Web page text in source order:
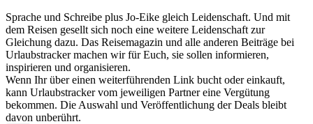
Sprache und Schreibe plus Jo-Eike gleich Leidenschaft. Und mit
dem Reisen gesellt sich noch eine weitere Leidenschaft zur
Gleichung dazu. Das Reisemagazin und alle anderen Beiträge bei
Urlaubstracker machen wir für Euch, sie sollen informieren,
inspirieren und organisieren.
Wenn Ihr über einen weiterführenden Link bucht oder einkauft,
kann Urlaubstracker vom jeweiligen Partner eine Vergütung
bekommen. Die Auswahl und Veröffentlichung der Deals bleibt
davon unberührt.